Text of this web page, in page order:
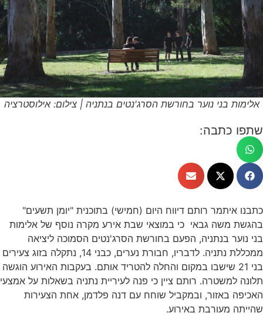
אלימות בני נוער בחורשת הסרג'נטים בנתניה | צילום: אילוסטרציה
שתפו כתבה:
כתבנו איתמר רותם דיווח היום (חמישי) בתוכנית "יומן תשעים"
בהגשת משה גבאי כי במוצאי שבת אירע מקרה נוסף של אלימות
בני נוער בנתניה, הפעם בחורשת הסרג'נטים הסמוכה ליציאה
ממכללת נתניה. לדבריו, חבורת נערים, כבני 14, נתקלה בזוג צעירים
בני 21 שישבו במקום והחלה להטריד אותם. בעקבות האירוע הוגשה
תלונה למשטרה. רותם ציין כי פנה לעיריית נתניה בשאלות על אמצעי
האכיפה באזור, ובמקביל שוחח עם דנה פלדמן, אחת הצעירות
שהייתה מעורבת באירוע.